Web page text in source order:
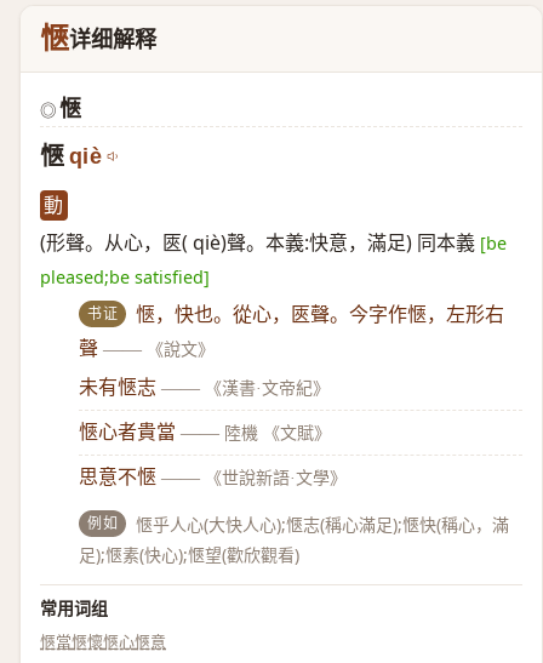
愜详细解释
◎ 愜
愜 qiè
動
(形聲。从心，匧( qiè)聲。本義:快意，滿足) 同本義 [be
pleased;be satisfied]
书证
愜，快也。從心，匧聲。今字作愜，左形右
聲 —— 《說文》
未有愜志 —— 《漢書·文帝紀》
愜心者貴當 —— 陸機 《文賦》
思意不愜 —— 《世說新語·文學》
例如
愜乎人心(大快人心);愜志(稱心滿足);愜快(稱心，滿
足);愜素(快心);愜望(歡欣觀看)
常用词组
愜當愜懷愜心愜意